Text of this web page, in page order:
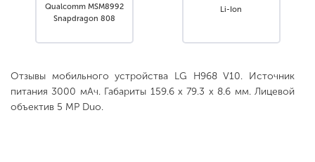
Qualcomm MSM8992
Snapdragon 808
Li-Ion
Отзывы мобильного устройства LG H968 V10. Источник
питания 3000 мАч. Габариты 159.6 x 79.3 x 8.6 мм. Лицевой
объектив 5 MP Duo.